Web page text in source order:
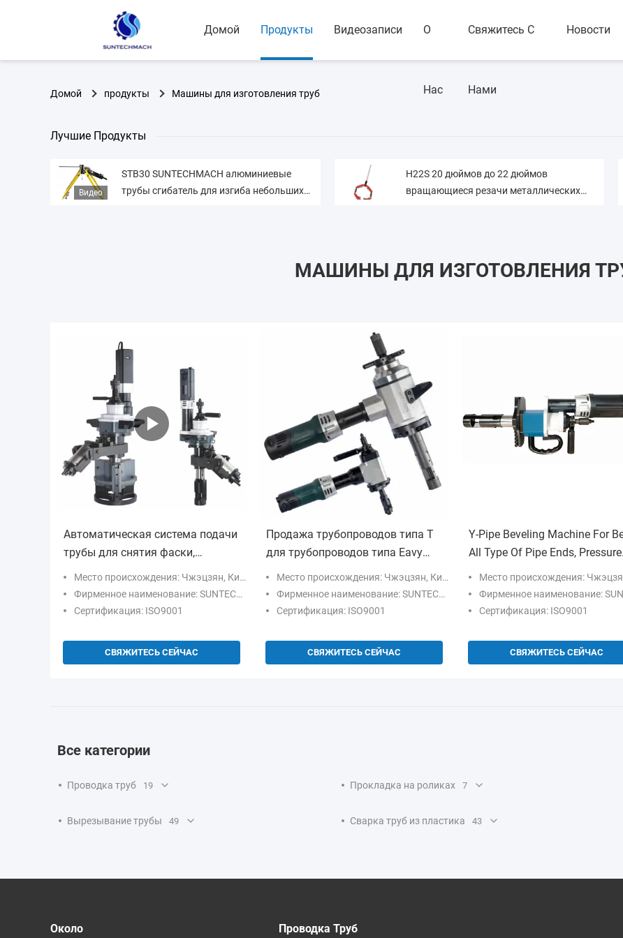
Домой Продукты Видеозаписи О
Нас
Свяжитесь С
Нами
Новости
Домой продукты Машины для изготовления труб
Лучшие Продукты
Видео
STB30 SUNTECHMACH алюминиевые
трубы сгибатель для изгиба небольших
H22S 20 дюймов до 22 дюймов
вращающиеся резачи металлических
МАШИНЫ ДЛЯ ИЗГОТОВЛЕНИЯ
Автоматическая система подачи
трубы для снятия фаски,
используемая для снятия фаски
с толстых труб и подготовки к
сварке фланцевых соединений
Место происхождения: Чжэцзян, Китай
Фирменное наименование: SUNTECHMACH
Сертификация: ISO9001
СВЯЖИТЕСЬ СЕЙЧАС
Продажа трубопроводов типа T
для трубопроводов типа Eavy
для нефти, природного газа,
строительства энергоснабжения,
котлов и ядерной энергетики
Место происхождения: Чжэцзян, Китай
Фирменное наименование: SUNTECHMACH
Сертификация: ISO9001
СВЯЖИТЕСЬ СЕЙЧАС
Y-Pipe Beveling Machine For
All Type Of Pipe Ends, Pressure
Vessel And Flanges On Site
(Машина для нанесения на
любой тип труб, сосудов под
Место происхождения: Чжэцзян,
Фирменное наименование:
Сертификация: ISO9001
СВЯЖИТЕСЬ СЕЙЧАС
Все категории
Проводка труб 19 Прокладка на роликах 7
Вырезывание трубы 49 Сварка труб из пластика 43
Около Проводка Труб